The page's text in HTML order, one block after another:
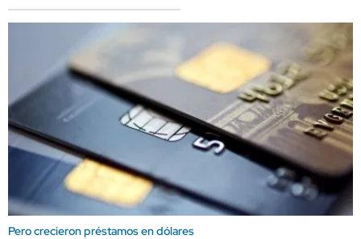
Pero crecieron préstamos en dólares